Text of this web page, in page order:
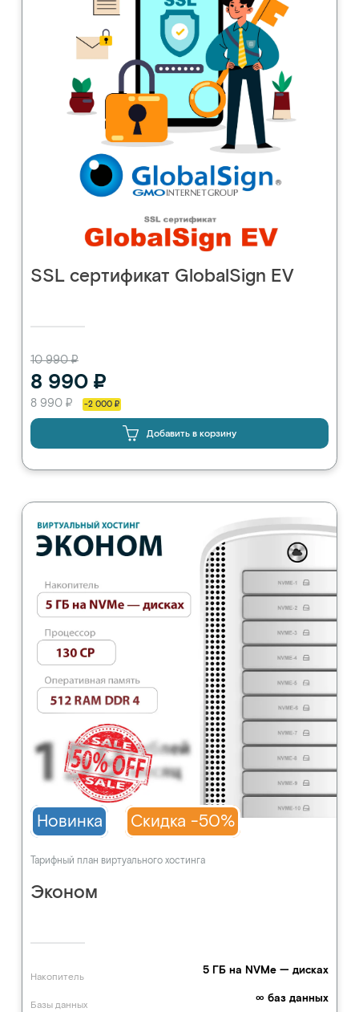
SSL сертификат GlobalSign EV
10 990 ₽
8 990 ₽
8 990 ₽ -2 000 ₽
Добавить в корзину
Новинка Скидка -50%
Тарифный план виртуального хостинга
Эконом
Накопитель 5 ГБ на NVMe — дисках
Базы данных ∞ баз данных